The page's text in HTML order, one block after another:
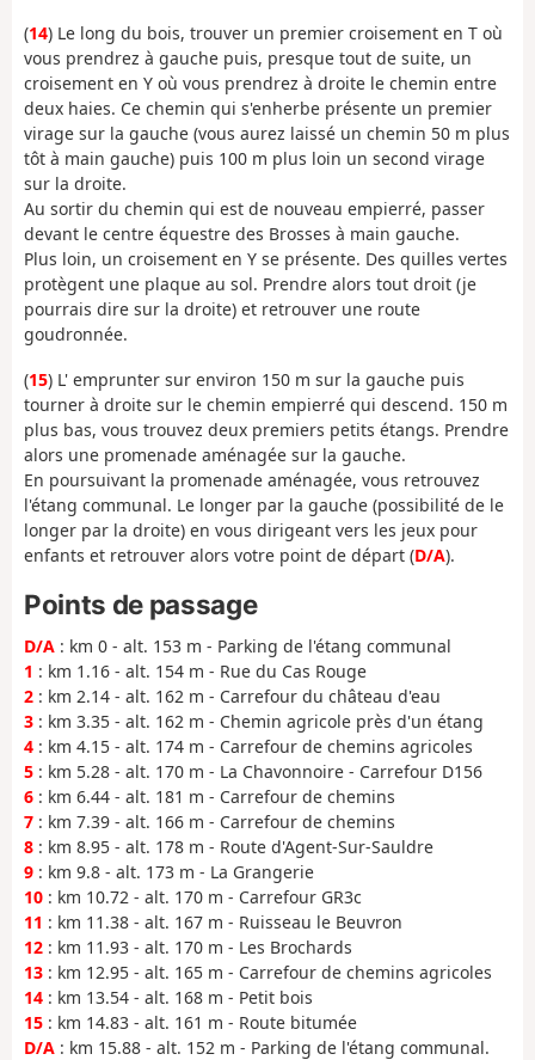
(14) Le long du bois, trouver un premier croisement en T où
vous prendrez à gauche puis, presque tout de suite, un
croisement en Y où vous prendrez à droite le chemin entre
deux haies. Ce chemin qui s'enherbe présente un premier
virage sur la gauche (vous aurez laissé un chemin 50 m plus
tôt à main gauche) puis 100 m plus loin un second virage
sur la droite.
Au sortir du chemin qui est de nouveau empierré, passer
devant le centre équestre des Brosses à main gauche.
Plus loin, un croisement en Y se présente. Des quilles vertes
protègent une plaque au sol. Prendre alors tout droit (je
pourrais dire sur la droite) et retrouver une route
goudronnée.
(15) L' emprunter sur environ 150 m sur la gauche puis
tourner à droite sur le chemin empierré qui descend. 150 m
plus bas, vous trouvez deux premiers petits étangs. Prendre
alors une promenade aménagée sur la gauche.
En poursuivant la promenade aménagée, vous retrouvez
l'étang communal. Le longer par la gauche (possibilité de le
longer par la droite) en vous dirigeant vers les jeux pour
enfants et retrouver alors votre point de départ (D/A).
Points de passage
D/A : km 0 - alt. 153 m - Parking de l'étang communal
1 : km 1.16 - alt. 154 m - Rue du Cas Rouge
2 : km 2.14 - alt. 162 m - Carrefour du château d'eau
3 : km 3.35 - alt. 162 m - Chemin agricole près d'un étang
4 : km 4.15 - alt. 174 m - Carrefour de chemins agricoles
5 : km 5.28 - alt. 170 m - La Chavonnoire - Carrefour D156
6 : km 6.44 - alt. 181 m - Carrefour de chemins
7 : km 7.39 - alt. 166 m - Carrefour de chemins
8 : km 8.95 - alt. 178 m - Route d'Agent-Sur-Sauldre
9 : km 9.8 - alt. 173 m - La Grangerie
10 : km 10.72 - alt. 170 m - Carrefour GR3c
11 : km 11.38 - alt. 167 m - Ruisseau le Beuvron
12 : km 11.93 - alt. 170 m - Les Brochards
13 : km 12.95 - alt. 165 m - Carrefour de chemins agricoles
14 : km 13.54 - alt. 168 m - Petit bois
15 : km 14.83 - alt. 161 m - Route bitumée
D/A : km 15.88 - alt. 152 m - Parking de l'étang communal.